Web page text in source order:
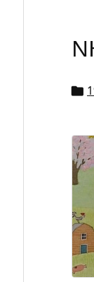
